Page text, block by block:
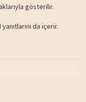
gösterilir.
da içerir.